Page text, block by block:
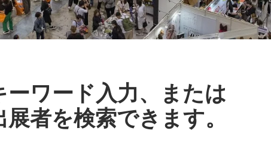
ワード入力、または
者を検索できます。